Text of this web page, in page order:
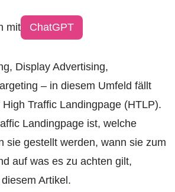
mit ChatGPT
Display Advertising,
– in diesem Umfeld fällt
Traffic Landingpage (HTLP).
Landingpage ist, welche
sie gestellt werden, wann sie zum
auf was es zu achten gilt,
Artikel.